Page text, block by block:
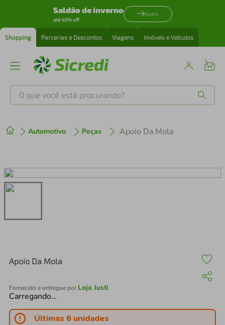
Saldão de inverno
até 40% off
Quero
Shopping Parcerias e Descontos Viagens Imóveis e Veículos
O que você está procurando?
Automotivo Peças Apoio Da Mola
Apoio Da Mola
Fornecido e entregue por Loja Justi
Carregando…
Últimas 6 unidades
2º cafeteira